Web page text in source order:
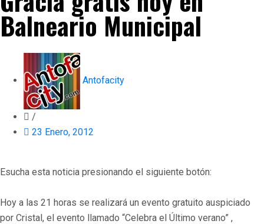
Balneario Municipal
Antofacity
/
23 Enero, 2012
Esucha esta noticia presionando el siguiente botón:
Hoy a las 21 horas se realizará un evento gratuito auspiciado
por Cristal, el evento llamado “Celebra el Último verano” ,